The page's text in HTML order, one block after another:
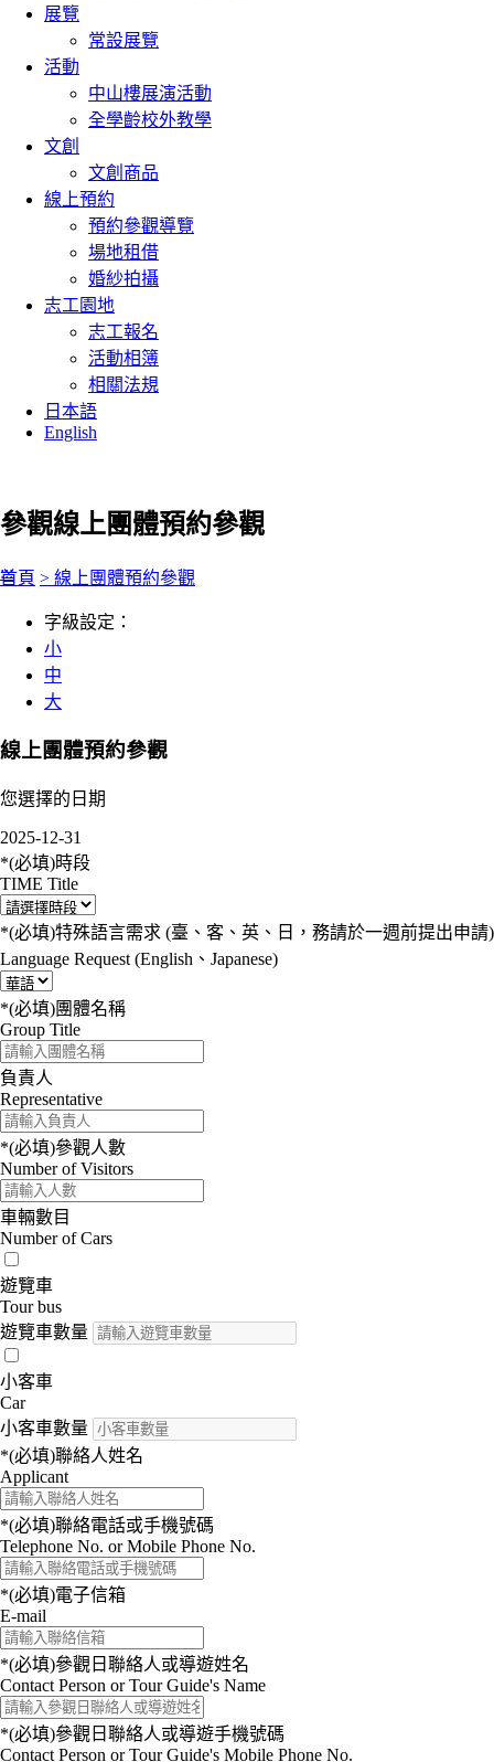
展覽
常設展覽
活動
中山樓展演活動
全學齡校外教學
文創
文創商品
線上預約
預約參觀導覽
場地租借
婚紗拍攝
志工園地
志工報名
活動相簿
相關法規
日本語
English
參觀線上團體預約參觀
:::
首頁 > 線上團體預約參觀
字級設定：
小
中
大
線上團體預約參觀
您選擇的日期
2025-12-31
*(必填)時段
TIME Title
*(必填)特殊語言需求 (臺、客、英、日，務請於一週前提出申請)
Language Request (English、Japanese)
*(必填)團體名稱
Group Title
負責人
Representative
*(必填)參觀人數
Number of Visitors
車輛數目
Number of Cars
遊覽車
Tour bus
遊覽車數量
小客車
Car
小客車數量
*(必填)聯絡人姓名
Applicant
*(必填)聯絡電話或手機號碼
Telephone No. or Mobile Phone No.
*(必填)電子信箱
E-mail
*(必填)參觀日聯絡人或導遊姓名
Contact Person or Tour Guide's Name
*(必填)參觀日聯絡人或導遊手機號碼
Contact Person or Tour Guide's Mobile Phone No.